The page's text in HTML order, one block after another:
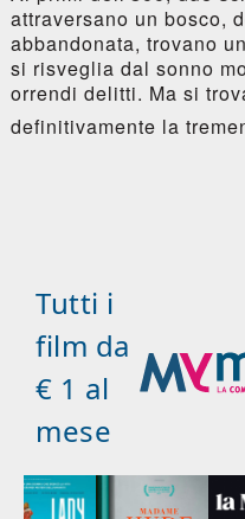
attraversano un bosco,
abbandonata, trovano
si risveglia dal sonno
orrendi delitti. Ma si
definitivamente la
Tutti i
film da
€ 1 al
mese